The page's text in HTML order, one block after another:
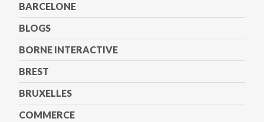
BARCELONE
BLOGS
BORNE INTERACTIVE
BREST
BRUXELLES
COMMERCE